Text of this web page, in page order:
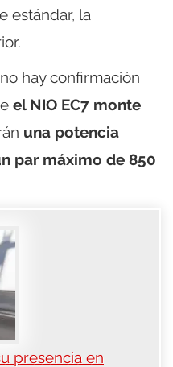
estándar, la
hay confirmación
el NIO EC7 monte
una potencia
par máximo de 850
presencia en